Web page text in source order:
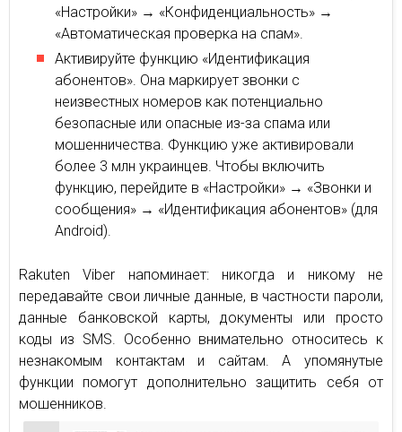
«Настройки» → «Конфиденциальность» →
«Автоматическая проверка на спам».
Активируйте функцию «Идентификация
абонентов». Она маркирует звонки с
неизвестных номеров как потенциально
безопасные или опасные из-за спама или
мошенничества. Функцию уже активировали
более 3 млн украинцев. Чтобы включить
функцию, перейдите в «Настройки» → «Звонки и
сообщения» → «Идентификация абонентов» (для
Android).
Rakuten Viber напоминает: никогда и никому не
передавайте свои личные данные, в частности пароли,
данные банковской карты, документы или просто
коды из SMS. Особенно внимательно относитесь к
незнакомым контактам и сайтам. А упомянутые
функции помогут дополнительно защитить себя от
мошенников.